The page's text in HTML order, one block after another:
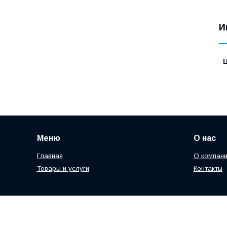
Меню
Главная
Товары и услуги
О нас
О
Контакты